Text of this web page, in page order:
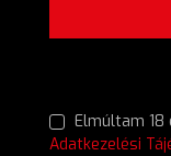
Elmúltam
Adatkezelési